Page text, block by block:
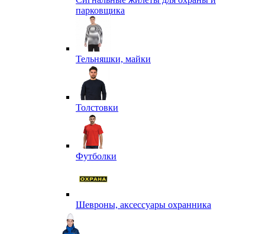
парковщика
Тельняшки, майки
Толстовки
Футболки
Шевроны, аксессуары охранника